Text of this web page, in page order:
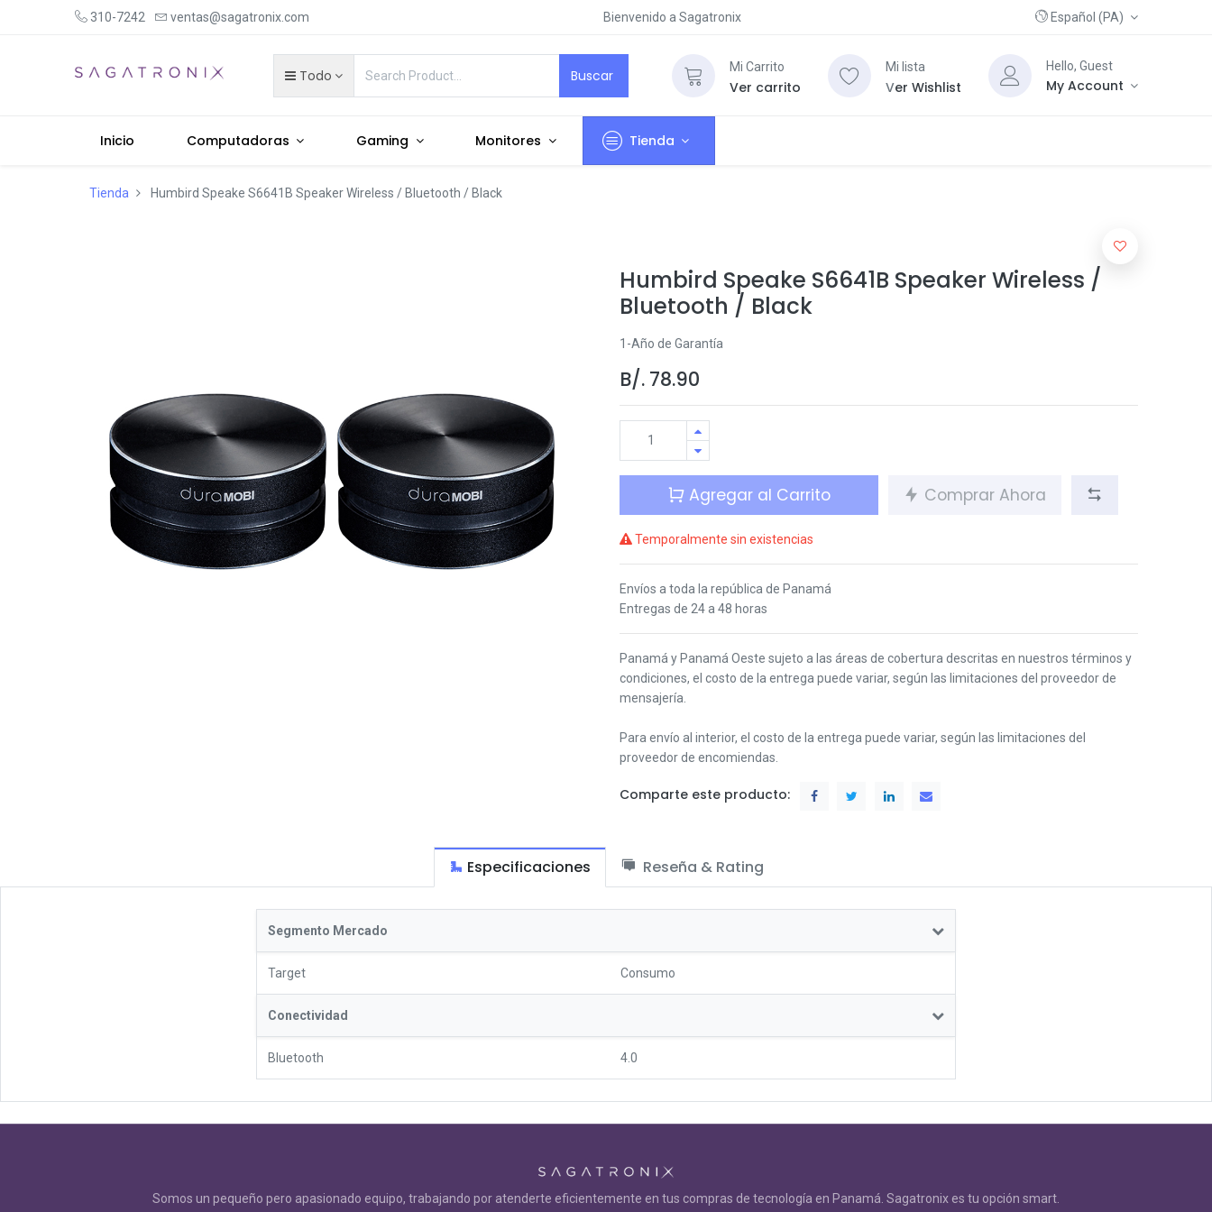
310-7242 ventas@sagatronix.com Bienvenido a Sagatronix Español (PA)
Todo Buscar Mi Carrito
Ver carrito
Mi lista
Ver Wishlist
Hello, Guest
My Account
Inicio Computadoras Gaming Monitores Tienda
Tienda Humbird Speake S6641B Speaker Wireless / Bluetooth / Black
Humbird Speake S6641B Speaker Wireless /
Bluetooth / Black
1-Año de Garantía
B/. 78.90
Agregar al Carrito Comprar Ahora
Temporalmente sin existencias
Envíos a toda la república de Panamá
Entregas de 24 a 48 horas
Panamá y Panamá Oeste sujeto a las áreas de cobertura descritas en nuestros términos y
condiciones, el costo de la entrega puede variar, según las limitaciones del proveedor de
mensajería.
Para envío al interior, el costo de la entrega puede variar, según las limitaciones del
proveedor de encomiendas.
Comparte este producto:
Especificaciones Reseña & Rating
Segmento Mercado
Target Consumo
Conectividad
Bluetooth 4.0
Somos un pequeño pero apasionado equipo, trabajando por atenderte eficientemente en tus compras de tecnología en Panamá. Sagatronix es tu opción smart.